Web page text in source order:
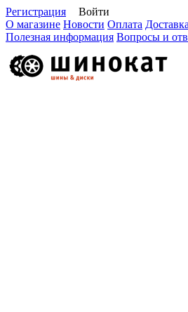
Регистрация
Войти
О магазине Новости Оплата Доставка
Полезная информация Вопросы и